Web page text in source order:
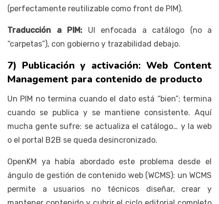
(perfectamente reutilizable como front de PIM).
Traducción a PIM: UI enfocada a catálogo (no a
“carpetas”), con gobierno y trazabilidad debajo.
7) Publicación y activación: Web Content
Management para contenido de producto
Un PIM no termina cuando el dato está “bien”; termina
cuando se publica y se mantiene consistente. Aquí
mucha gente sufre: se actualiza el catálogo… y la web
o el portal B2B se queda desincronizado.
OpenKM ya había abordado este problema desde el
ángulo de gestión de contenido web (WCMS): un WCMS
permite a usuarios no técnicos diseñar, crear y